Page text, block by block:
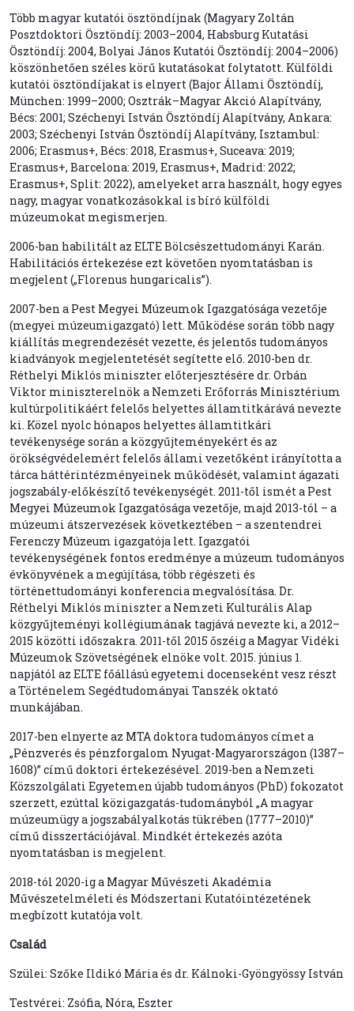
Több magyar kutatói ösztöndíjnak (Magyary Zoltán
Posztdoktori Ösztöndíj: 2003–2004, Habsburg Kutatási
Ösztöndíj: 2004, Bolyai János Kutatói Ösztöndíj: 2004–2006)
köszönhetően széles körű kutatásokat folytatott. Külföldi
kutatói ösztöndíjakat is elnyert (Bajor Állami Ösztöndíj,
München: 1999–2000; Osztrák–Magyar Akció Alapítvány,
Bécs: 2001; Széchenyi István Ösztöndíj Alapítvány, Ankara:
2003; Széchenyi István Ösztöndíj Alapítvány, Isztambul:
2006; Erasmus+, Bécs: 2018, Erasmus+, Suceava: 2019;
Erasmus+, Barcelona: 2019, Erasmus+, Madrid: 2022;
Erasmus+, Split: 2022), amelyeket arra használt, hogy egyes
nagy, magyar vonatkozásokkal is bíró külföldi
múzeumokat megismerjen.
2006-ban habilitált az ELTE Bölcsészettudományi Karán.
Habilitációs értekezése ezt követően nyomtatásban is
megjelent („Florenus hungaricalis”).
2007-ben a Pest Megyei Múzeumok Igazgatósága vezetője
(megyei múzeumigazgató) lett. Működése során több nagy
kiállítás megrendezését vezette, és jelentős tudományos
kiadványok megjelentetését segítette elő. 2010-ben dr.
Réthelyi Miklós miniszter előterjesztésére dr. Orbán
Viktor miniszterelnök a Nemzeti Erőforrás Minisztérium
kultúrpolitikáért felelős helyettes államtitkárává nevezte
ki. Közel nyolc hónapos helyettes államtitkári
tevékenysége során a közgyűjteményekért és az
örökségvédelemért felelős állami vezetőként irányította a
tárca háttérintézményeinek működését, valamint ágazati
jogszabály-előkészítő tevékenységét. 2011-től ismét a Pest
Megyei Múzeumok Igazgatósága vezetője, majd 2013-tól – a
múzeumi átszervezések következtében – a szentendrei
Ferenczy Múzeum igazgatója lett. Igazgatói
tevékenységének fontos eredménye a múzeum tudományos
évkönyvének a megújítása, több régészeti és
történettudományi konferencia megvalósítása. Dr.
Réthelyi Miklós miniszter a Nemzeti Kulturális Alap
közgyűjteményi kollégiumának tagjává nevezte ki, a 2012–
2015 közötti időszakra. 2011-től 2015 őszéig a Magyar Vidéki
Múzeumok Szövetségének elnöke volt. 2015. június 1.
napjától az ELTE főállású egyetemi docenseként vesz részt
a Történelem Segédtudományai Tanszék oktató
munkájában.
2017-ben elnyerte az MTA doktora tudományos címet a
„Pénzverés és pénzforgalom Nyugat-Magyarországon (1387–
1608)” című doktori értekezésével. 2019-ben a Nemzeti
Közszolgálati Egyetemen újabb tudományos (PhD) fokozatot
szerzett, ezúttal közigazgatás-tudományból „A magyar
múzeumügy a jogszabályalkotás tükrében (1777–2010)”
című disszertációjával. Mindkét értekezés azóta
nyomtatásban is megjelent.
2018-tól 2020-ig a Magyar Művészeti Akadémia
Művészetelméleti és Módszertani Kutatóintézetének
megbízott kutatója volt.
Család
Szülei: Szőke Ildikó Mária és dr. Kálnoki-Gyöngyössy István
Testvérei: Zsófia, Nóra, Eszter